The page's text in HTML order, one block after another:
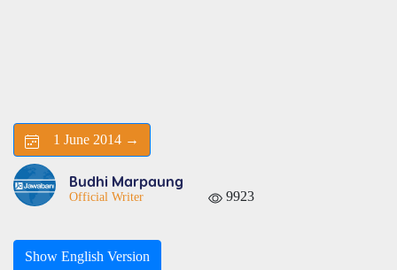
1 June 2014 →
Budhi Marpaung
Official Writer 9923
Show English Version